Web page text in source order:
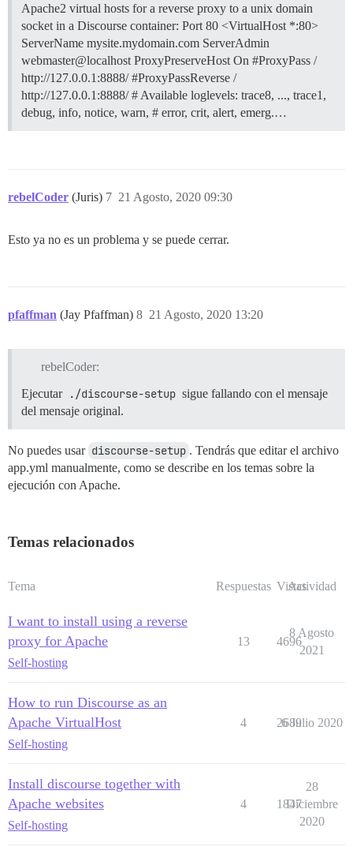
Apache2 virtual hosts for a reverse proxy to a unix domain
socket in a Discourse container: Port 80 <VirtualHost *:80>
ServerName mysite.mydomain.com ServerAdmin
webmaster@localhost ProxyPreserveHost On #ProxyPass /
http://127.0.0.1:8888/ #ProxyPassReverse /
http://127.0.0.1:8888/ # Available loglevels: trace8, ..., trace1,
debug, info, notice, warn, # error, crit, alert, emerg.…
rebelCoder (Juris) 21 Agosto, 2020 09:30
7
Esto ya no es un problema y se puede cerrar.
pfaffman (Jay Pfaffman) 21 Agosto, 2020 13:20
8
rebelCoder:
Ejecutar ./discourse-setup sigue fallando con el mensaje
del mensaje original.
No puedes usar discourse-setup . Tendrás que editar el archivo
app.yml manualmente, como se describe en los temas sobre la
ejecución con Apache.
Temas relacionados
Tema Respuestas Vistas
Actividad
I want to install using a reverse
proxy for Apache
Self-hosting
13 4696
8 Agosto
2021
How to run Discourse as an
Apache VirtualHost
Self-hosting
4 2689
6 Julio 2020
Install discourse together with
Apache websites
Self-hosting
4 1847
28
Diciembre
2020